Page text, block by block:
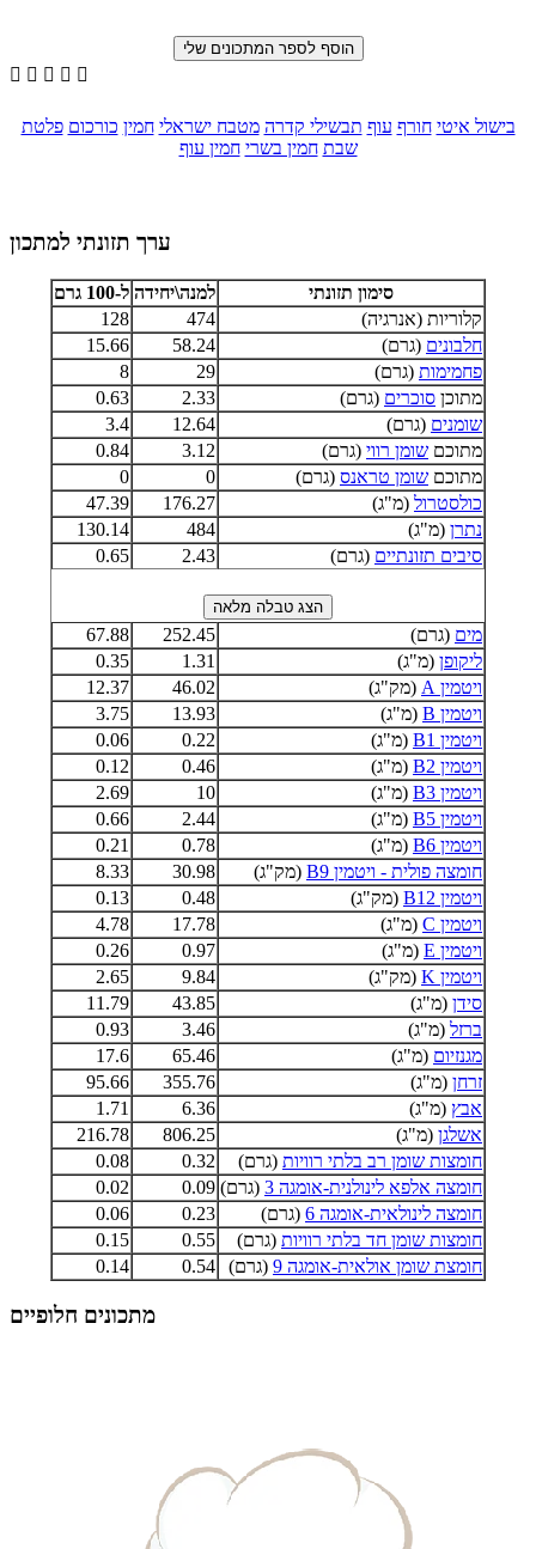
    
בישול איטי חורף עוף תבשילי קדרה מטבח ישראלי חמין כורכום פלטת
שבת חמין בשרי חמין עוף
ערך תזונתי למתכון
סימון תזונתי למנה\יחידה ל-100 גרם
קלוריות (אנרגיה)
474
128
חלבונים (גרם) 58.24
15.66
פחמימות (גרם) 29
8
מתוכן סוכרים (גרם) 2.33
0.63
שומנים (גרם) 12.64
3.4
מתוכם שומן רווי (גרם) 3.12
0.84
מתוכם שומן טראנס (גרם) 0
0
כולסטרול (מ"ג) 176.27
47.39
נתרן (מ"ג) 484
130.14
סיבים תזונתיים (גרם) 2.43
0.65
מים (גרם) 252.45
67.88
ליקופן (מ"ג) 1.31
0.35
ויטמין A
(מק"ג) 46.02
12.37
ויטמין B
(מ"ג) 13.93
3.75
ויטמין B1
(מ"ג) 0.22
0.06
ויטמין B2
(מ"ג) 0.46
0.12
ויטמין B3
(מ"ג) 10
2.69
ויטמין B5
(מ"ג) 2.44
0.66
ויטמין B6
(מ"ג) 0.78
0.21
חומצה פולית - ויטמין B9
(מק"ג) 30.98
8.33
ויטמין B12
(מק"ג) 0.48
0.13
ויטמין C
(מ"ג) 17.78
4.78
ויטמין E
(מ"ג) 0.97
0.26
ויטמין K
(מק"ג) 9.84
2.65
סידן (מ"ג) 43.85
11.79
ברזל (מ"ג) 3.46
0.93
מגנזיום (מ"ג) 65.46
17.6
זרחן (מ"ג) 355.76
95.66
אבץ (מ"ג) 6.36
1.71
אשלגן (מ"ג) 806.25
216.78
חומצות שומן רב בלתי רוויות (גרם) 0.32
0.08
חומצה אלפא לינולנית-אומגה 3
(גרם) 0.09
0.02
חומצה לינולאית-אומגה 6
(גרם) 0.23
0.06
חומצות שומן חד בלתי רוויות (גרם) 0.55
0.15
חומצת שומן אולאית-אומגה 9
(גרם) 0.54
0.14
מתכונים חלופיים